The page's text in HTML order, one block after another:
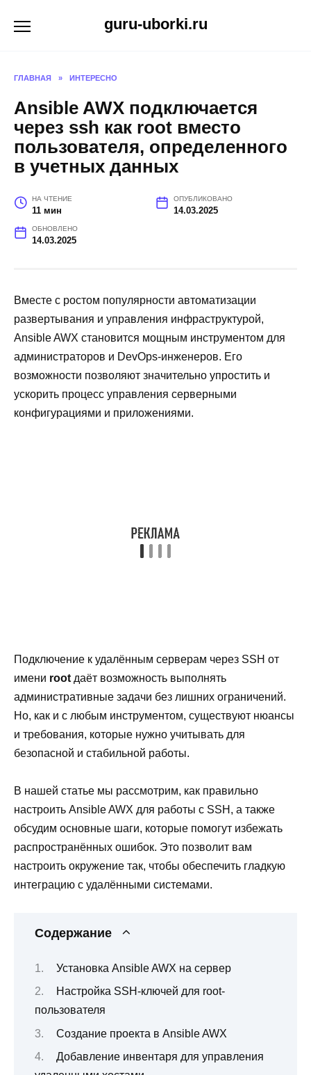
guru-uborki.ru
ГЛАВНАЯ » ИНТЕРЕСНО
Ansible AWX подключается
через ssh как root вместо
пользователя, определенного
в учетных данных
НА ЧТЕНИЕ
11 мин
ОПУБЛИКОВАНО
14.03.2025
ОБНОВЛЕНО
14.03.2025
Вместе с ростом популярности автоматизации
развертывания и управления инфраструктурой,
Ansible AWX становится мощным инструментом для
администраторов и DevOps-инженеров. Его
возможности позволяют значительно упростить и
ускорить процесс управления серверными
конфигурациями и приложениями.
Подключение к удалённым серверам через SSH от
имени root даёт возможность выполнять
административные задачи без лишних ограничений.
Но, как и с любым инструментом, существуют нюансы
и требования, которые нужно учитывать для
безопасной и стабильной работы.
В нашей статье мы рассмотрим, как правильно
настроить Ansible AWX для работы с SSH, а также
обсудим основные шаги, которые помогут избежать
распространённых ошибок. Это позволит вам
настроить окружение так, чтобы обеспечить гладкую
интеграцию с удалёнными системами.
Содержание
Установка Ansible AWX на сервер
Настройка SSH-ключей для root-
пользователя
Создание проекта в Ansible AWX
Добавление инвентаря для управления